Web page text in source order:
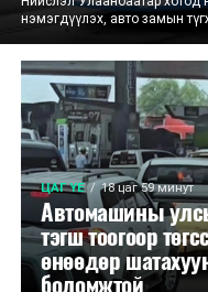
нэмэгдүүлэх, авто замын
ЦАГ ҮЕ 18 цаг 59 минут
Автомашины
тэгш тоогоор
өнөөдөр
боломжтой